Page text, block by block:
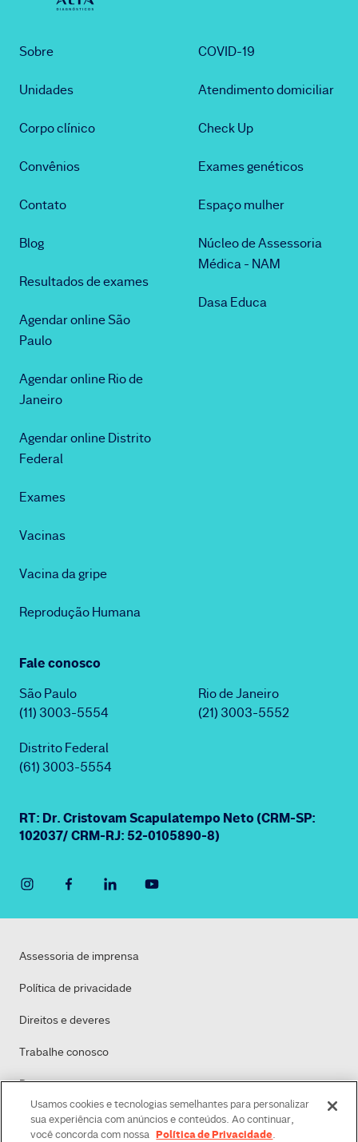
Sobre
Unidades
Corpo clínico
Convênios
Contato
Blog
Resultados de exames
Agendar online São
Paulo
Agendar online Rio de
Janeiro
Agendar online Distrito
Federal
Exames
Vacinas
Vacina da gripe
Reprodução Humana
COVID-19
Atendimento domiciliar
Check Up
Exames genéticos
Espaço mulher
Núcleo de Assessoria
Médica - NAM
Dasa Educa
Fale conosco
São Paulo
(11) 3003-5554
Rio de Janeiro
(21) 3003-5552
Distrito Federal
(61) 3003-5554
RT: Dr. Cristovam Scapulatempo Neto (CRM-SP:
102037/ CRM-RJ: 52-0105890-8)
Assessoria de imprensa
Política de privacidade
Direitos e deveres
Trabalhe conosco
Dasa
Política de Cookies
Usamos cookies e tecnologias semelhantes para personalizar
sua experiência com anúncios e conteúdos. Ao continuar,
você concorda com nossa Política de Privacidade.